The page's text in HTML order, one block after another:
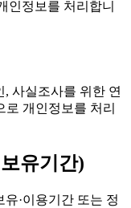
인정보를 처리합니
사실조사를 위한 연
로 개인정보를 처리
유기간)
·이용기간 또는 정